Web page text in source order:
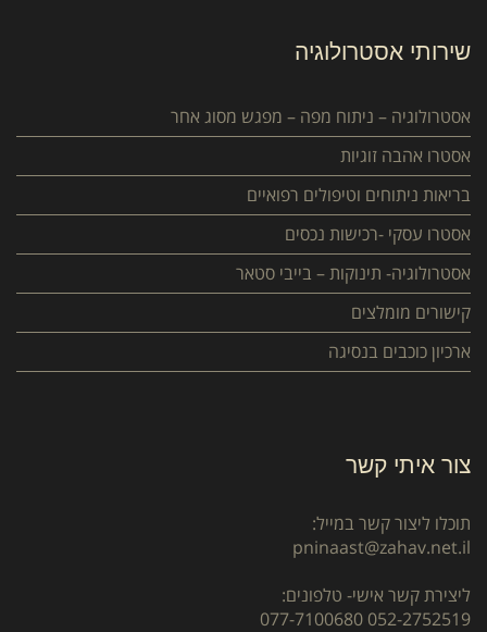
שירותי אסטרולוגיה
אסטרולוגיה – ניתוח מפה – מפגש מסוג אחר
אסטרו אהבה זוגיות
בריאות ניתוחים וטיפולים רפואיים
אסטרו עסקי -רכישות נכסים
אסטרולוגיה- תינוקות – בייבי סטאר
קישורים מומלצים
ארכיון כוכבים בנסיגה
צור איתי קשר
תוכלו ליצור קשר במייל:
pninaast@zahav.net.il
ליצירת קשר אישי- טלפונים:
052-2752519
077-7100680